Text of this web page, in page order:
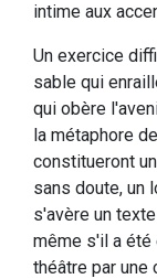
intime aux
Un exercice
sable qui
qui obère
la métaphore
constitueront
sans doute, un
s'avère un
même s'il a été
théâtre par une